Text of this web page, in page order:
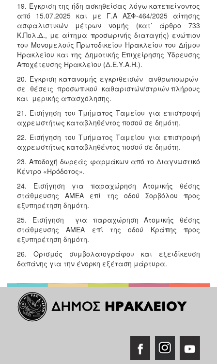
19. Έγκριση της ήδη ασκηθείσας λόγω κατεπείγοντος
από 15.07.2025 και με Γ.Α ΑΣΦ-464/2025 αίτησης
ασφαλιστικών μέτρων νομής (κατ’ άρθρο 733
Κ.Πολ.Δ., με αίτημα προσωρινής διαταγής) ενώπιον
του Μονομελούς Πρωτοδικείου Ηρακλείου του Δήμου
Ηρακλείου και της Δημοτικής Επιχείρησης Ύδρευσης
Αποχέτευσης Ηρακλείου (Δ.Ε.Υ.Α.Η.).
20. Έγκριση κατανομής εγκριθεισών ανθρωποωρών
σε θέσεις προσωπικού καθαριστών/στριών πλήρους
και μερικής απασχόλησης.
21. Εισήγηση του Τμήματος Ταμείου για επιστροφή
αχρεωστήτως καταβληθέντος ποσού σε δημότη.
22. Εισήγηση του Τμήματος Ταμείου για επιστροφή
αχρεωστήτως καταβληθέντος ποσού σε δημότη.
23. Αποδοχή δωρεάς φαρμάκων από το Διαγνωστικό
Κέντρο «Ηρόδοτος».
24. Εισήγηση για παραχώρηση Ατομικής θέσης
στάθμευσης ΑΜΕΑ επί της οδού Σορβόλου προς
εξυπηρέτηση δημότη.
25. Εισήγηση για παραχώρηση Ατομικής θέσης
στάθμευσης ΑΜΕΑ επί της οδού Κράπης προς
εξυπηρέτηση δημότη.
26. Ορισμός συμβολαιογράφου και εξειδίκευση
δαπάνης για την ένορκη εξέταση μάρτυρα.